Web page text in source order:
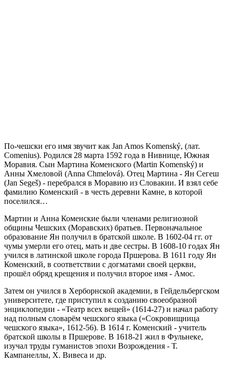
По-чешски его имя звучит как Jan Amos Komenský, (лат.
Comenius). Родился 28 марта 1592 года в Нивнице, Южная
Моравия. Сын Мартина Коменского (Martin Komenský) и
Анны Хмеловой (Anna Chmelová). Отец Мартина - Ян Сегеш
(Jan Segeš) - перебрался в Моравию из Словакии. И взял себе
фамилию Коменский - в честь деревни Камне, в которой
поселился…
Мартин и Анна Коменские были членами религиозной
общины Чешских (Моравских) братьев. Первоначальное
образование Ян получил в братской школе. В 1602-04 гг. от
чумы умерли его отец, мать и две сестры. В 1608-10 годах Ян
учился в латинской школе города Пршерова. В 1611 году Ян
Коменский, в соответствии с догматами своей церкви,
прошёл обряд крещения и получил второе имя - Амос.
Затем он учился в Херборнской академии, в Гейдельбергском
университете, где приступил к созданию своеобразной
энциклопедии - «Театр всех вещей» (1614-27) и начал работу
над полным словарём чешского языка («Сокровищница
чешского языка», 1612-56). В 1614 г. Коменский - учитель
братской школы в Пршерове. В 1618-21 жил в Фульнеке,
изучал труды гуманистов эпохи Возрождения - Т.
Кампанеллы, Х. Вивеса и др.